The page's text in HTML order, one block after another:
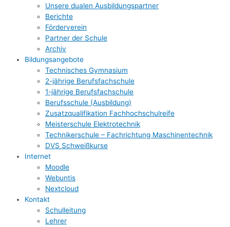
Unsere dualen Ausbildungspartner
Berichte
Förderverein
Partner der Schule
Archiv
Bildungsangebote
Technisches Gymnasium
2-jährige Berufsfachschule
1-jährige Berufsfachschule
Berufsschule (Ausbildung)
Zusatzqualifikation Fachhochschulreife
Meisterschule Elektrotechnik
Technikerschule – Fachrichtung Maschinentechnik
DVS Schweißkurse
Internet
Moodle
Webuntis
Nextcloud
Kontakt
Schulleitung
Lehrer